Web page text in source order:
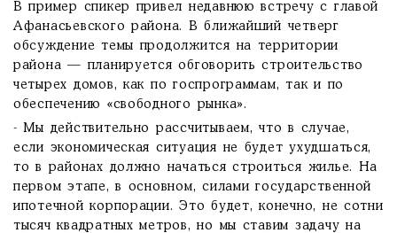
В пример спикер привел недавнюю встречу с главой
Афанасьевского района. В ближайший четверг
обсуждение темы продолжится на территории
района — планируется обговорить строительство
четырех домов, как по госпрограммам, так и по
обеспечению «свободного рынка».
- Мы действительно рассчитываем, что в случае,
если экономическая ситуация не будет ухудшаться,
то в районах должно начаться строиться жилье. На
первом этапе, в основном, силами государственной
ипотечной корпорации. Это будет, конечно, не сотни
тысяч квадратных метров, но мы ставим задачу на